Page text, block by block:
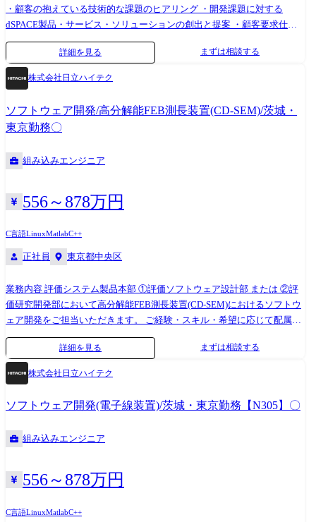
・顧客の抱えている技術的な課題のヒアリング ・開発課題に対する
dSPACE製品・サービス・ソリューションの創出と提案 ・顧客要求仕様
に対するdSPACE製品詳細仕様・性能の確認 ・dSPACE Japan 技術部と
dSPACEドイツ本国を交えたソリューション企画のリード ・顧客に提供
する製品・サービス・ソリューションの見積書作成 ・見積書に対する合
意形成のための折衝 ・dSPACE製品導入フェーズの技術的支援と導入後
のアフターサービス ・自動車業界の技術動向や顧客開発プロセスの調査
と営業戦略立案の支援 ・展示会・セミナー・デモンストレーションをと
おしたモデルベース開発とdSPACE製品の宣伝活動 【例えば】 顧客がモ
車、信号などを考慮に入れた自動運転のシミュレーション)のご要望を詳
来るかを検討し、提案頂きます。
詳細を見る まずは相談する
株式会社日立ハイテク
ソフトウェア開発/高分解能FEB測長装置(CD-SEM)/茨城・
東京勤務〇
組み込みエンジニア
556～878万円
C言語LinuxMatlabC++
正社員 東京都中央区
業務内容 評価システム製品本部 ①評価ソフトウェア設計部 または ②評
価研究開発部において高分解能FEB測長装置(CD-SEM)におけるソフトウ
ェア開発をご担当いただきます。 ご経験・スキル・希望に応じて配属先
及び業務内容を決定致します。 ①評価ソフトウェア設計部は、評価シス
テム製品のソフトウェア開発を担う部隊です。 ②評価研究開発部は、半
導体検査・計測装置(CD-SEM/レビューSEM)の設計を担う部隊です。 今
回、ソフトウェア開発者を募集しております。両部は開発・設計で協働
をしております。 組み込みソフトウェア開発経験者にご入社頂き、ご経
験・スキルに応じて、プロジェクトマネジメントをお任せしたいと思っ
ております。所属については、勤務地含め相談の上、決定したいと思っ
ております。 ●開発環境 言語: C、C++ 環境: Linux、VxWorks、
部署は評価システム製品のソフトウェア設計・開発を担っている部署で
す。 製品ごとにチームに分かれており、要件定義～コーディング、テス
トまでのソフトウェア開発の全工程を担っております。 製品、チームに
詳細を見る まずは相談する
株式会社日立ハイテク
ソフトウェア開発(電子線装置)/茨城・東京勤務【N305】〇
組み込みエンジニア
556～878万円
C言語LinuxMatlabC++